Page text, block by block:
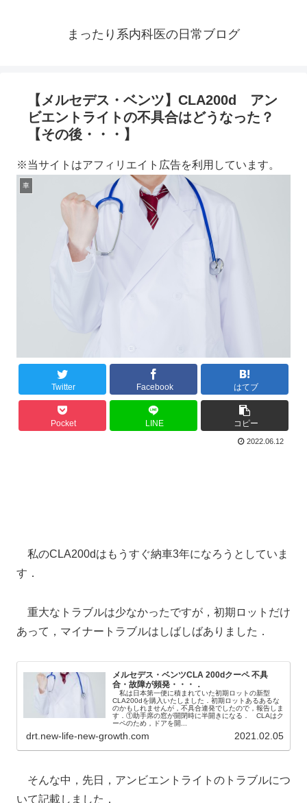
まったり系内科医の日常ブログ
【メルセデス・ベンツ】CLA200d アン
ビエントライトの不具合はどうなった？
【その後・・・】
※当サイトはアフィリエイト広告を利用しています。
車
Twitter Facebook はてブ
Pocket LINE コピー
2022.06.12
私のCLA200dはもうすぐ納車3年になろうとしていま
す．
重大なトラブルは少なかったですが，初期ロットだけ
あって，マイナートラブルはしばしばありました．
メルセデス・ベンツCLA 200dクーペ 不具
合・故障が頻発・・・．
私は日本第一便に積まれていた初期ロットの新型
CLA200dを購入いたしました．初期ロットあるあるな
のかもしれませんが，不具合連発でしたので，報告しま
す．①助手席の窓が開閉時に半開きになる． CLAはク
ーペのため，ドアを開...
drt.new-life-new-growth.com 2021.02.05
そんな中，先日，アンビエントライトのトラブルにつ
いて記載しました．